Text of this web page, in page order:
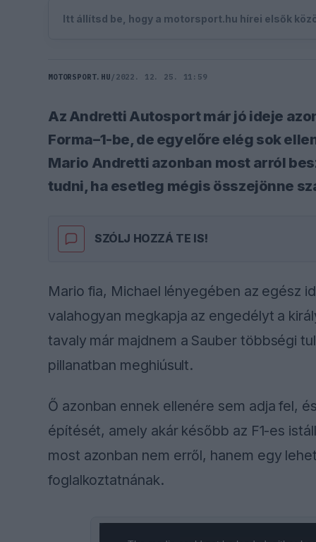
Itt állítsd be, hogy a motorsport.hu hírei elsők
MOTORSPORT.HU / 2022. 12. 25. 11:59
Az Andretti Autosport már jó ideje
Forma–1-be, de egyelőre elég sok
Mario Andretti azonban most arról
tudni, ha esetleg mégis összejönne
SZÓLJ HOZZÁ TE IS!
Mario fia, Michael lényegében az egész
valahogyan megkapja az engedélyt a
tavaly már majdnem a Sauber többségi
pillanatban meghiúsult.
Ő azonban ennek ellenére sem adja fel,
építését, amely akár később az F1-es
most azonban nem erről, hanem egy
foglalkoztatnának.